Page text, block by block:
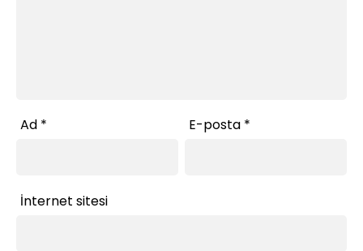
Ad * E-posta *
İnternet sitesi